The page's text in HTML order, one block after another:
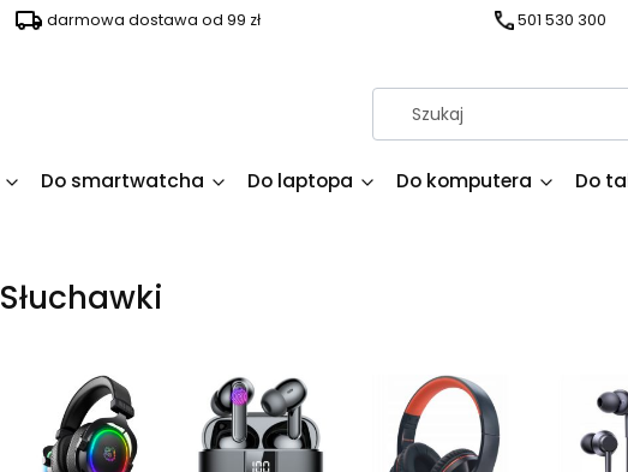
darmowa dostawa od 99 zł 501 530 300
Do smartwatcha Do laptopa Do komputera Do
Słuchawki